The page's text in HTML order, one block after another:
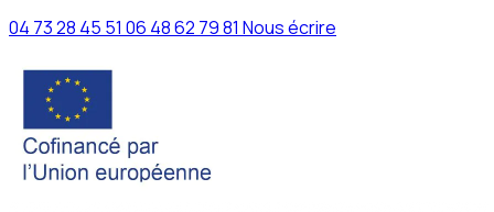
04 73 28 45 51 06 48 62 79 81 Nous écrire